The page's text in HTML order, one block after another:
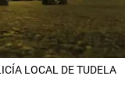
LOCAL DE TUDELA